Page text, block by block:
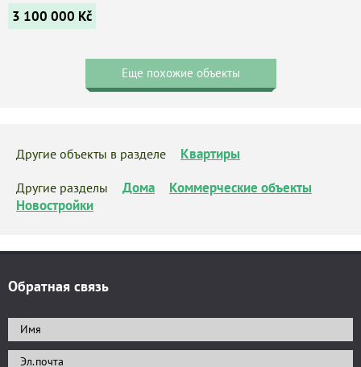
3 100 000 Kč
Еще похожие объекты
Другие объекты в разделе Квартиры
Другие разделы Дома
Коммерческие объекты
Новостройки
Обратная связь